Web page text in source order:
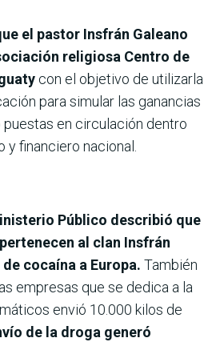
el pastor Insfrán Galeano
religiosa Centro de
con el objetivo de utilizarla
para simular las ganancias
en circulación dentro
financiero nacional.
Público describió que
al clan Insfrán
cocaína a Europa. También
empresas que se dedica a la
envió 10.000 kilos de
de la droga generó